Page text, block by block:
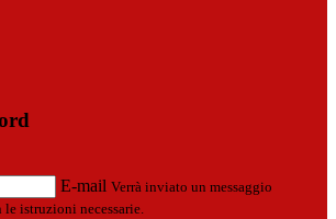
E-mail Verrà inviato un messaggio
istruzioni necessarie.